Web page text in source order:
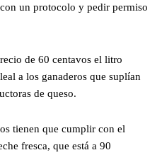
un protocolo y pedir permiso
de 60 centavos el litro
a los ganaderos que suplían
de queso.
tienen que cumplir con el
fresca, que está a 90